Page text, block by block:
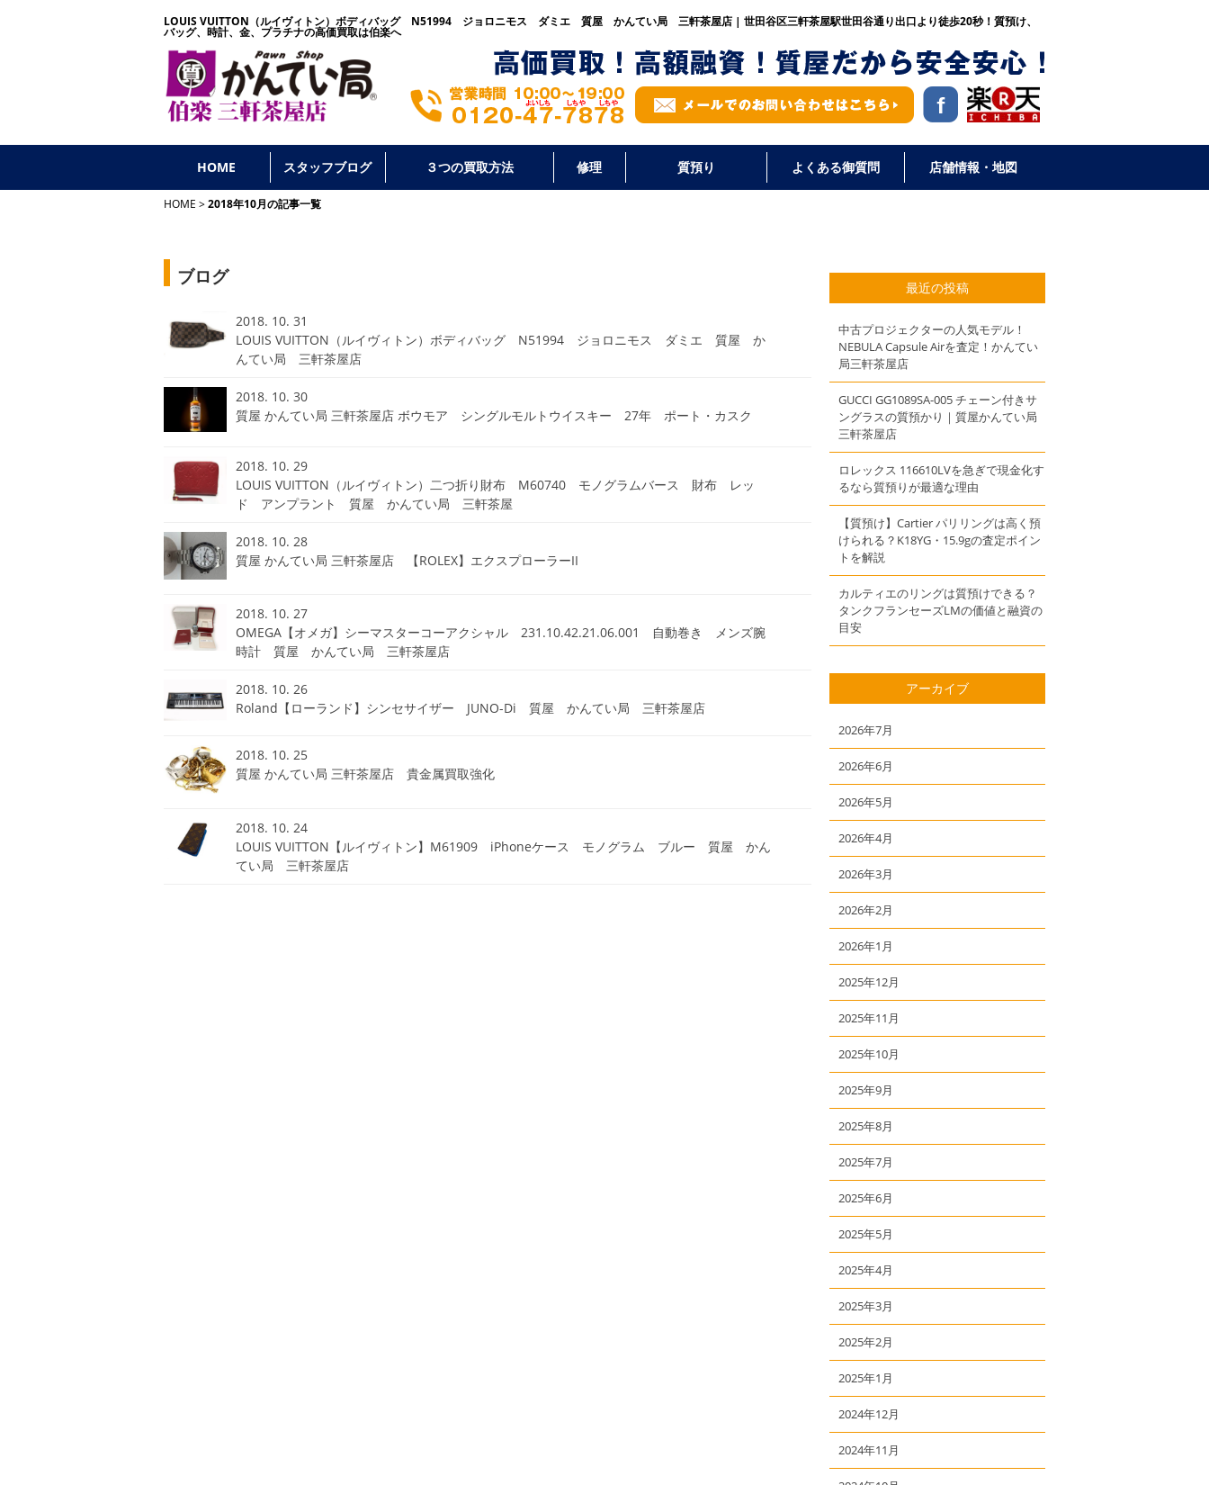
LOUIS VUITTON（ルイヴィトン）ボディバッグ N51994 ジョロニモス ダミエ 質屋 かんてい局 三軒茶屋店 | 世田谷区三軒茶屋駅世田谷通り出口より徒歩20秒！ 質預け、
バッグ、時計、金、プラチナの高価買取は伯楽へ
HOME スタッフブログ ３つの買取方法 修理 質預り よくある御質問 店舗情報・地図
HOME 2018年10月の記事一覧
ブログ
2018. 10. 31
LOUIS VUITTON（ルイヴィトン）ボディバッグ N51994 ジョロニモス ダミエ 質屋 か
んてい局 三軒茶屋店
2018. 10. 30
質屋 かんてい局 三軒茶屋店 ボウモア シングルモルトウイスキー 27年 ポート・カスク
2018. 10. 29
LOUIS VUITTON（ルイヴィトン）二つ折り財布 M60740 モノグラムバース 財布 レッ
ド アンプラント 質屋 かんてい局 三軒茶屋
2018. 10. 28
質屋 かんてい局 三軒茶屋店 【ROLEX】エクスプローラーII
2018. 10. 27
OMEGA【オメガ】シーマスターコーアクシャル 231.10.42.21.06.001 自動巻き メンズ腕
時計 質屋 かんてい局 三軒茶屋店
2018. 10. 26
Roland【ローランド】シンセサイザー JUNO-Di 質屋 かんてい局 三軒茶屋店
2018. 10. 25
質屋 かんてい局 三軒茶屋店 貴金属買取強化
2018. 10. 24
LOUIS VUITTON【ルイヴィトン】M61909 iPhoneケース モノグラム ブルー 質屋 かん
てい局 三軒茶屋店
最近の投稿
中古プロジェクターの人気モデル！
NEBULA Capsule Airを査定！かんてい
局三軒茶屋店
GUCCI GG1089SA-005 チェーン付きサ
ングラスの質預かり｜質屋かんてい局
三軒茶屋店
ロレックス 116610LVを急ぎで現金化す
るなら質預りが最適な理由
【質預け】Cartier パリリングは高く預
けられる？K18YG・15.9gの査定ポイン
トを解説
カルティエのリングは質預けできる？
タンクフランセーズLMの価値と融資の
目安
アーカイブ
2026年7月
2026年6月
2026年5月
2026年4月
2026年3月
2026年2月
2026年1月
2025年12月
2025年11月
2025年10月
2025年9月
2025年8月
2025年7月
2025年6月
2025年5月
2025年4月
2025年3月
2025年2月
2025年1月
2024年12月
2024年11月